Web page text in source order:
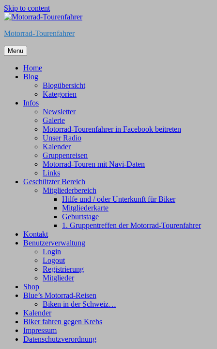
Skip to content
Motorrad-Tourenfahrer
Menu
Home
Blog
Blogübersicht
Kategorien
Infos
Newsletter
Galerie
Motorrad-Tourenfahrer in Facebook beitreten
Unser Radio
Kalender
Gruppenreisen
Motorrad-Touren mit Navi-Daten
Links
Geschützter Bereich
Mitgliederbereich
Hilfe und / oder Unterkunft für Biker
Mitgliederkarte
Geburtstage
1. Gruppentreffen der Motorrad-Tourenfahrer
Kontakt
Benutzerverwaltung
Login
Logout
Registrierung
Mitglieder
Shop
Blue’s Motorrad-Reisen
Biken in der Schweiz…
Kalender
Biker fahren gegen Krebs
Impressum
Datenschutzverordnung